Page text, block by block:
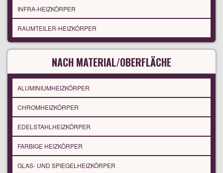
INFRA-HEIZKÖRPER
RAUMTEILER-HEIZKÖRPER
NACH MATERIAL/OBERFLÄCHE
ALUMINIUMHEIZKÖRPER
CHROMHEIZKÖRPER
EDELSTAHLHEIZKÖRPER
FARBIGE HEIZKÖRPER
GLAS- UND SPIEGELHEIZKÖRPER